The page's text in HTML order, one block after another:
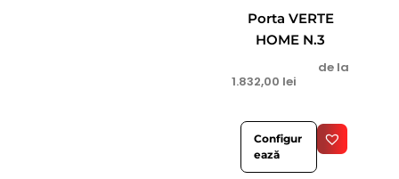
Porta VERTE
HOME N.3
de la
1.832,00 lei
Configur
ează